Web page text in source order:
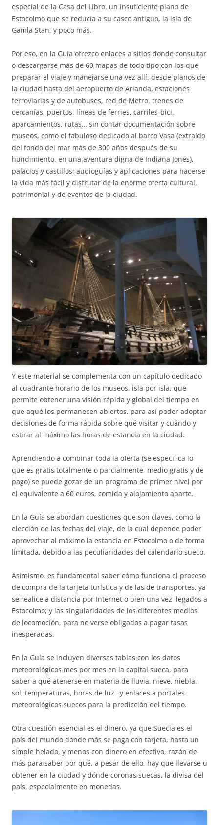
especial de la Casa del Libro, un insuficiente plano de
Estocolmo que se reducía a su casco antiguo, la isla de
Gamla Stan, y poco más.
Por eso, en la Guía ofrezco enlaces a sitios donde consultar
o descargarse más de 60 mapas de todo tipo con los que
preparar el viaje y manejarse una vez allí, desde planos de
la ciudad hasta del aeropuerto de Arlanda, estaciones
ferroviarias y de autobuses, red de Metro, trenes de
cercanías, puertos, líneas de ferries, carriles-bici,
aparcamientos, rutas… sin contar documentación sobre
museos, como el fabuloso dedicado al barco Vasa (extraído
del fondo del mar más de 300 años después de su
hundimiento, en una aventura digna de Indiana Jones),
palacios y castillos; audioguías y aplicaciones para hacerse
la vida más fácil y disfrutar de la enorme oferta cultural,
patrimonial y de eventos de la ciudad.
Y este material se complementa con un capítulo dedicado
al cuadrante horario de los museos, isla por isla, que
permite obtener una visión rápida y global del tiempo en
que aquéllos permanecen abiertos, para así poder adoptar
decisiones de forma rápida sobre qué visitar y cuándo y
estirar al máximo las horas de estancia en la ciudad.
Aprendiendo a combinar toda la oferta (se especifica lo
que es gratis totalmente o parcialmente, medio gratis y de
pago) se puede gozar de un programa de primer nivel por
el equivalente a 60 euros, comida y alojamiento aparte.
En la Guía se abordan cuestiones que son claves, como la
elección de las fechas del viaje, de la cual depende poder
aprovechar al máximo la estancia en Estocolmo o de forma
limitada, debido a las peculiaridades del calendario sueco.
Asimismo, es fundamental saber cómo funciona el proceso
de compra de la tarjeta turística y de las de transportes, ya
se realice a distancia por Internet o bien una vez llegados a
Estocolmo; y las singularidades de los diferentes medios
de locomoción, para no verse obligados a pagar tasas
inesperadas.
En la Guía se incluyen diversas tablas con los datos
meteorológicos mes por mes en la capital sueca, para
saber a qué atenerse en materia de lluvia, nieve, niebla,
sol, temperaturas, horas de luz…y enlaces a portales
meteorológicos suecos para la predicción del tiempo.
Otra cuestión esencial es el dinero, ya que Suecia es el
país del mundo donde más se paga con tarjeta, hasta un
simple helado, y menos con dinero en efectivo, razón de
más para saber por qué, a pesar de ello, hay que llevarse u
obtener en la ciudad y dónde coronas suecas, la divisa del
país, especialmente en monedas.